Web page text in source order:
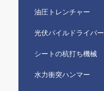
油圧トレンチャー
光伏パイルドライバー
シートの杭打ち機械
水力衝突ハンマー